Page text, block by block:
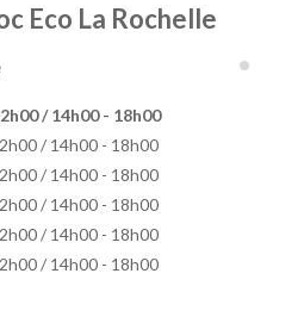
Eco La Rochelle
/ 14h00 - 18h00
/ 14h00 - 18h00
/ 14h00 - 18h00
/ 14h00 - 18h00
/ 14h00 - 18h00
/ 14h00 - 18h00